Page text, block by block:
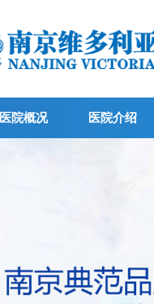
医院概况 医院介绍